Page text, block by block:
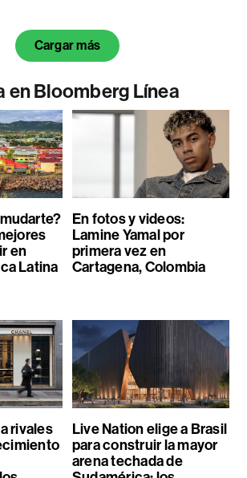
Cargar más
en Bloomberg Línea
en
Latina
En fotos y videos:
Lamine Yamal por
primera vez en
Cartagena, Colombia
rivales
Live Nation elige a Brasil
para construir la mayor
arena techada de